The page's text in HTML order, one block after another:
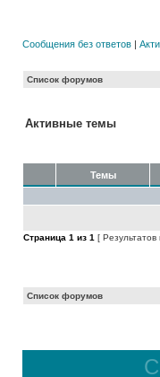
Сообщения без ответов |
Список форумов
Активные темы
Темы
Страница 1 из 1 [ Результатов
Список форумов